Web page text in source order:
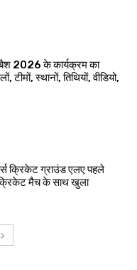
बैश 2026 के कार्यक्रम का
टीमों, स्थानों, तिथियों, वीडियो,
क्रिकेट ग्राउंड एलए पहले
मैच के साथ खुला